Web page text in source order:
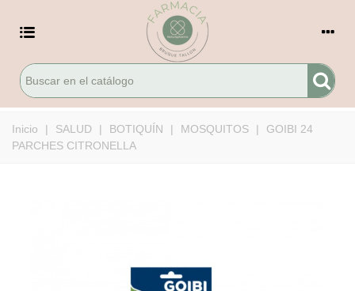
Inicio | SALUD | BOTIQUÍN | MOSQUITOS |
GOIBI 24
PARCHES CITRONELLA